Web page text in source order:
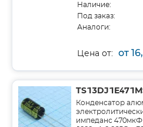
Наличие:
Под заказ:
Аналоги:
Цена от: от
Конденсатор
импеданс 470мкФ